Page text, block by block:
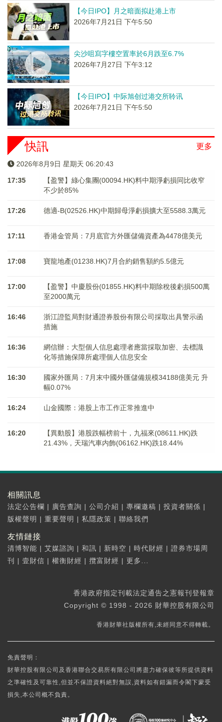
【今日IPO】月之暗面拟赴港上市
2026年7月21日 下午5:50
尖沙咀寫字樓空置率於6月跌至6.7%
2026年7月27日 下午3:12
【今日IPO】中际旭创过港交所聆讯
2026年7月21日 下午5:50
更多
快訊
2026年8月9日 星期天 06:20:43
17:35
【盈警】綠心集團(00094.HK)料中期淨虧損同比收窄
不少於85%
17:26 德適-B(02526.HK)中期歸母淨虧損擴大至5588.3萬元
17:11 香港金管局：7月底官方外匯儲備資產為4478億美元
17:08 寶龍地產(01238.HK)7月合約銷售額約5.5億元
17:00
【盈警】中慶股份(01855.HK)料中期除稅後虧損500萬
至2000萬元
16:46
浙江證監局對財通證券股份有限公司採取出具警示函
措施
16:36
網信辦：大型個人信息處理者應當採取加密、去標識
化等措施保障所處理個人信息安全
16:30
國家外匯局：7月末中國外匯儲備規模34188億美元 升
幅0.07%
16:24 山金國際：港股上市工作正常推進中
16:20
【異動股】港股跌幅榜前十，九福來(08611.HK)跌
21.43%，天瑞汽車内飾(06162.HK)跌18.44%
相關訊息
法定公告欄 | 廣告查詢 | 公司介紹 | 專欄邀稿 | 投資者關係 |
版權聲明 | 重要聲明 | 私隱政策 | 聯絡我們
友情鏈接
清博智能 | 艾媒諮詢 | 和訊 | 新時空 | 時代財經 | 證券市場周
刊
| 壹財信 | 權衡財經 | 攬富財經 | 更多...
香港政府指定刊載法定通告之憲報刊登報章
Copyright © 1998 - 2026 財華控股有限公司
香港財華社版權所有,未經同意不得轉載。
免責聲明：
財華控股有限公司及香港聯合交易所有限公司將盡力確保彼等所提供資料
之準確性及可靠性,但並不保證資料絕對無誤,資料如有錯漏而令閣下蒙受
損失,本公司概不負責。